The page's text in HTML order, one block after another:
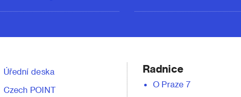
Úřední deska
Czech POINT
Radnice
O Praze 7